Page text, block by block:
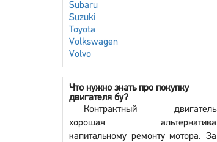
Subaru
Suzuki
Toyota
Volkswagen
Volvo
Что нужно знать про покупку
двигателя бу?
Контрактный двигатель
хорошая альтернатива
капитальному ремонту мотора. За